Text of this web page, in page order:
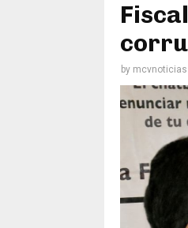
by mcvnoticias